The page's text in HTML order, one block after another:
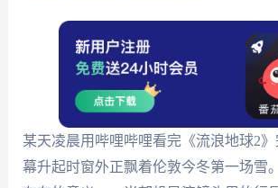
某天凌晨用哔哩哔哩看完《流浪地球2
幕升起时窗外正飘着伦敦今冬第一场雪